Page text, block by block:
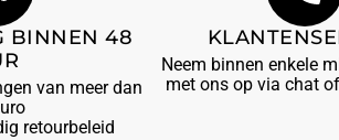
BINNEN 48
van meer dan
retourbeleid
Neem binnen enkele
met ons op via chat of